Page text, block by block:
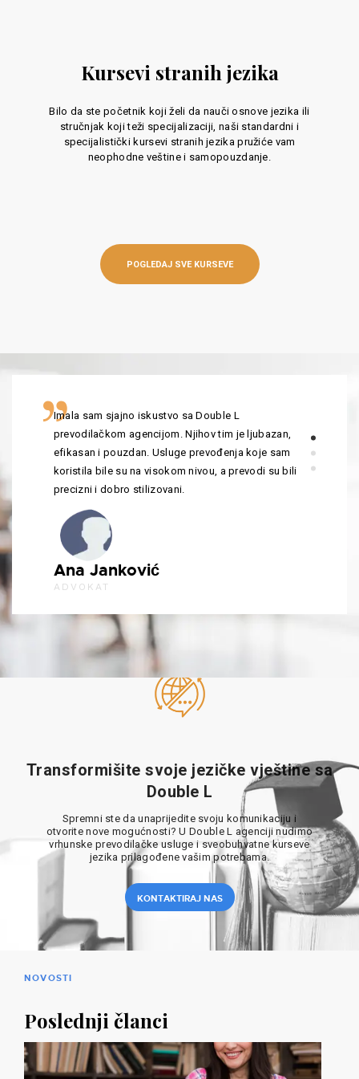
Kursevi stranih jezika
Bilo da ste početnik koji želi da nauči osnove jezika ili
stručnjak koji teži specijalizaciji, naši standardni i
specijalistički kursevi stranih jezika pružiće vam
neophodne veštine i samopouzdanje.
POGLEDAJ SVE KURSEVE
Imala sam sjajno iskustvo sa Double L
prevodilačkom agencijom. Njihov tim je ljubazan,
efikasan i pouzdan. Usluge prevođenja koje sam
koristila bile su na visokom nivou, a prevodi su bili
precizni i dobro stilizovani.
Ana Janković
ADVOKAT
Transformišite svoje jezičke vještine sa
Double L
Spremni ste da unaprijedite svoju komunikaciju i
otvorite nove mogućnosti? U Double L agenciji nudimo
vrhunske prevodilačke usluge i sveobuhvatne kurseve
jezika prilagođene vašim potrebama.
KONTAKTIRAJ NAS
NOVOSTI
Poslednji članci